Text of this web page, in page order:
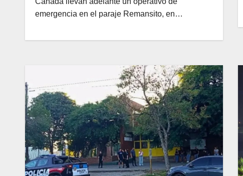
emergencia en el paraje Remansito, en…